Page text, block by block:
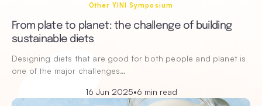
Other YINI Symposium
From plate to planet: the challenge of building
sustainable diets
Designing diets that are good for both people and planet is
one of the major challenges…
16 Jun 2025•6 min read